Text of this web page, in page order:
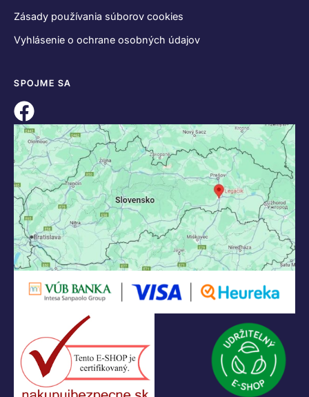
Zásady používania súborov cookies
Vyhlásenie o ochrane osobných údajov
SPOJME SA